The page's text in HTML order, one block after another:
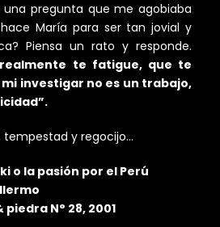
una pregunta que me agobiaba
María para ser tan jovial y
Piensa un rato y responde.
te fatigue, que te
investigar no es un trabajo,
tempestad y regocijo…
o la pasión por el Perú
piedra N° 28, 2001